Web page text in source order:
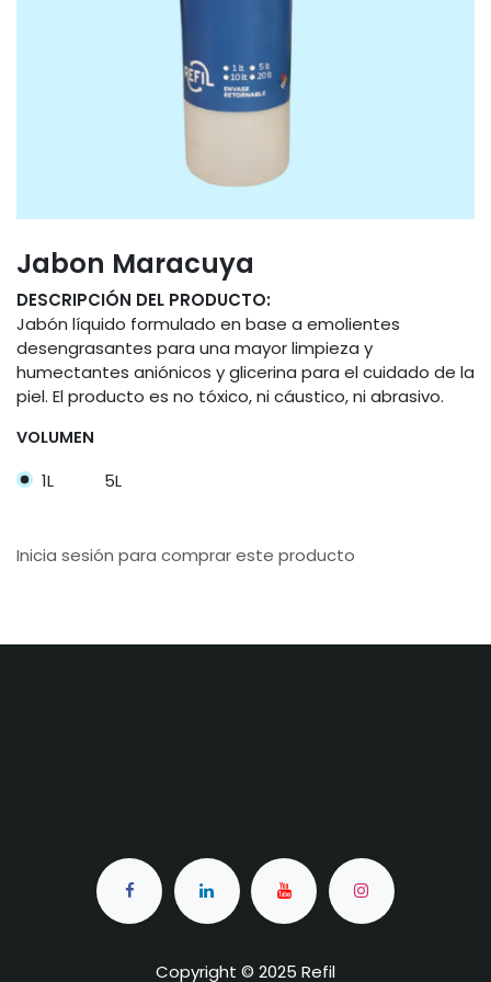
Jabon Maracuya
DESCRIPCIÓN DEL PRODUCTO:
Jabón líquido formulado en base a emolientes
desengrasantes para una mayor limpieza y
humectantes aniónicos y glicerina para el cuidado de la
piel. El producto es no tóxico, ni cáustico, ni abrasivo.
VOLUMEN
1L 5L
Inicia sesión para comprar este producto
Copyright © 2025 Refil